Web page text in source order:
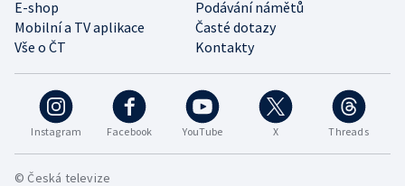
Instagram Facebook YouTube X Threads
E-shop
Podávání námětů
Mobilní a TV aplikace
Časté dotazy
Vše o ČT
Kontakty
© Česká televize